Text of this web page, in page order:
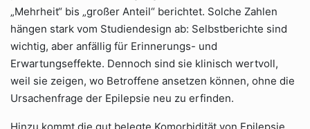
„Mehrheit“ bis „großer Anteil“ berichtet. Solche Zahlen
hängen stark vom Studiendesign ab: Selbstberichte sind
wichtig, aber anfällig für Erinnerungs- und
Erwartungseffekte. Dennoch sind sie klinisch wertvoll,
weil sie zeigen, wo Betroffene ansetzen können, ohne die
Ursachenfrage der Epilepsie neu zu erfinden.